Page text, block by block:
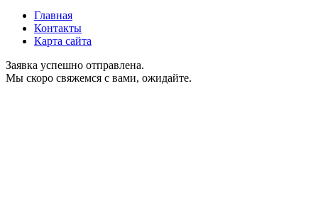
Главная
Контакты
Карта сайта
Заявка успешно отправлена.
Мы скоро свяжемся с вами, ожидайте.